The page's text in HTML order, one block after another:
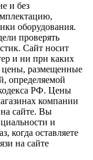
и без
оборудования.
проверять
Сайт носит
и ни при каких
размещенные
определяемой
РФ. Цены
компании
сайте. Вы
и
когда оставляете
на сайте